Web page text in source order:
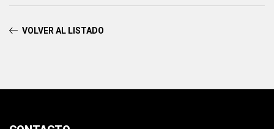
VOLVER AL LISTADO